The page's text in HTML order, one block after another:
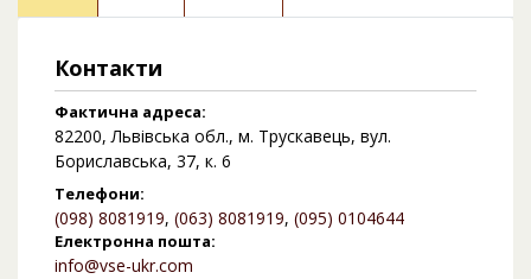
Контакти
Фактична адреса:
82200, Львівська обл., м. Трускавець, вул.
Бориславська, 37, к. 6
Телефони:
(098) 8081919, (063) 8081919, (095) 0104644
Електронна пошта:
info@vse-ukr.com